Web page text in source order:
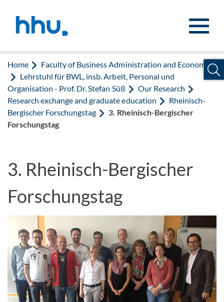
Home
Faculty of Business Administration and Economics
Lehrstuhl für BWL, insb. Arbeit, Personal und
Organisation - Prof. Dr. Stefan Süß
Our Research
Research exchange and graduate education
Rheinisch-
Bergischer Forschungstag
3. Rheinisch-Bergischer
Forschungstag
3. Rheinisch-Bergischer
Forschungstag